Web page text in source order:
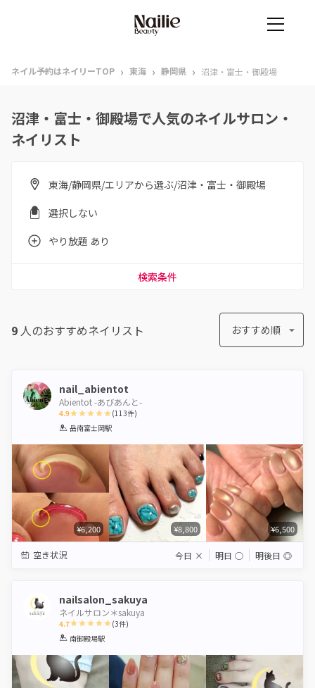
ネイル予約はネイリーTOP › 東海 › 静岡県 › 沼津・富士・御殿場
沼津・富士・御殿場で人気のネイルサロン・
ネイリスト
東海/静岡県/エリアから選ぶ/沼津・富士・御殿場
選択しない
やり放題 あり
検索条件
9 人のおすすめネイリスト おすすめ順
nail_abientot
Abientot -あびあんと-
4.9
1 2 3 4 5
(113件)
岳南富士岡駅
¥6,200 ¥8,800 ¥6,500
空き状況 今日 × 明日 ◯ 明後日 ◎
nailsalon_sakuya
ネイルサロン＊sakuya
4.7
1 2 3 4 5
(3件)
南御殿場駅